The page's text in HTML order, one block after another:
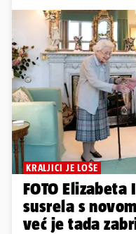
KRALJICI JE LOŠE
FOTO
susrela s
već je tada